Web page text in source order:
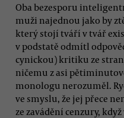
Oba bezesporu
muži najednou jako by
který stojí tváří v tvář
v podstatě odmítl
cynickou) kritiku ze
ničemu z asi
monologu nerozuměl.
ve smyslu, že jej přece
ze zavádění cenzury,